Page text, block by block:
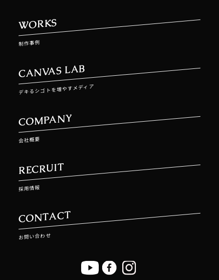
WORKS
制作事例
CANVAS LAB
デキるシゴトを増やすメディア
COMPANY
会社概要
RECRUIT
採用情報
CONTACT
お問い合わせ